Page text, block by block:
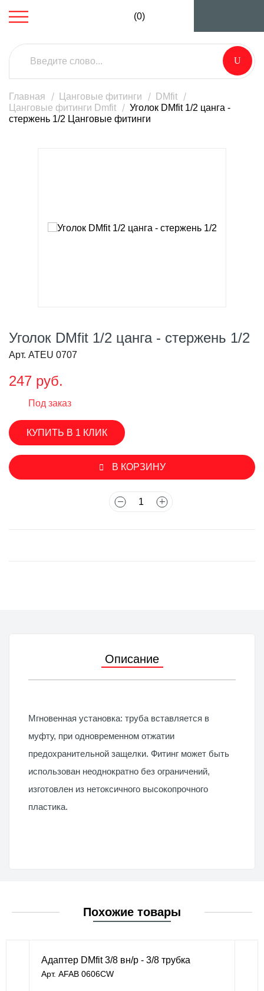
(0)
Главная Цанговые фитинги
DMfit
Цанговые фитинги Dmfit
Уголок DMfit 1/2 цанга -
стержень 1/2 Цанговые фитинги
Уголок DMfit 1/2 цанга - стержень 1/2
Арт. ATEU 0707
247 руб.
Под заказ
КУПИТЬ В 1 КЛИК
В КОРЗИНУ
Описание
Мгновенная установка: труба вставляется в
муфту, при одновременном отжатии
предохранительной защелки. Фитинг может быть
использован неоднократно без ограничений,
изготовлен из нетоксичного высокопрочного
пластика.
Похожие товары
Адаптер DMfit 3/8 вн/р - 3/8 трубка
Арт. AFAB 0606CW